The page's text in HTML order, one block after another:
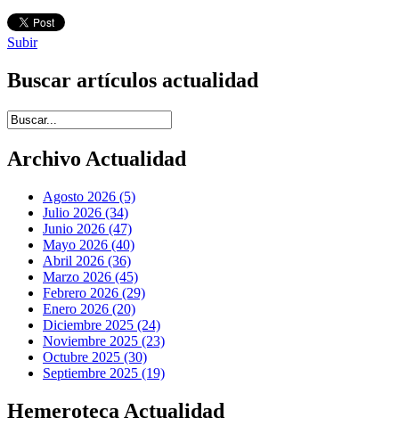
Subir
Buscar artículos actualidad
Introduce términos de búsqueda
Archivo Actualidad
Agosto 2026 (5)
Julio 2026 (34)
Junio 2026 (47)
Mayo 2026 (40)
Abril 2026 (36)
Marzo 2026 (45)
Febrero 2026 (29)
Enero 2026 (20)
Diciembre 2025 (24)
Noviembre 2025 (23)
Octubre 2025 (30)
Septiembre 2025 (19)
Hemeroteca Actualidad